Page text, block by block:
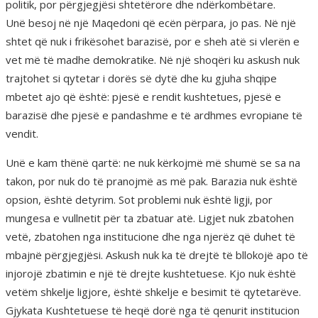
politik, por përgjegjësi shtetërore dhe ndërkombëtare.
Unë besoj në një Maqedoni që ecën përpara, jo pas. Në një
shtet që nuk i frikësohet barazisë, por e sheh atë si vlerën e
vet më të madhe demokratike. Në një shoqëri ku askush nuk
trajtohet si qytetar i dorës së dytë dhe ku gjuha shqipe
mbetet ajo që është: pjesë e rendit kushtetues, pjesë e
barazisë dhe pjesë e pandashme e të ardhmes evropiane të
vendit.
Unë e kam thënë qartë: ne nuk kërkojmë më shumë se sa na
takon, por nuk do të pranojmë as më pak. Barazia nuk është
opsion, është detyrim. Sot problemi nuk është ligji, por
mungesa e vullnetit për ta zbatuar atë. Ligjet nuk zbatohen
vetë, zbatohen nga institucione dhe nga njerëz që duhet të
mbajnë përgjegjësi. Askush nuk ka të drejtë të bllokojë apo të
injorojë zbatimin e një të drejte kushtetuese. Kjo nuk është
vetëm shkelje ligjore, është shkelje e besimit të qytetarëve.
Gjykata Kushtetuese të heqë dorë nga të qenurit institucion